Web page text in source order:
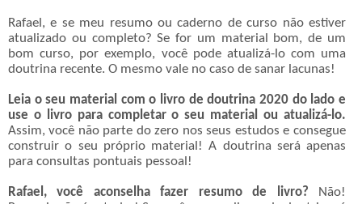
Rafael, e se meu resumo ou caderno de curso não estiver
atualizado ou completo? Se for um material bom, de um
bom curso, por exemplo, você pode atualizá-lo com uma
doutrina recente. O mesmo vale no caso de sanar lacunas!
Leia o seu material com o livro de doutrina 2020 do lado e
use o livro para completar o seu material ou atualizá-lo.
Assim, você não parte do zero nos seus estudos e consegue
construir o seu próprio material! A doutrina será apenas
para consultas pontuais pessoal!
Rafael, você aconselha fazer resumo de livro? Não!